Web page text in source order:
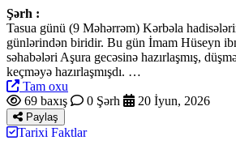
Şərh :
Tasua günü (9 Məhərrəm) Kərbəla
günlərindən biridir. Bu gün İmam Hüseyn
səhabələri Aşura gecəsinə hazırlaşmış,
keçməyə hazırlaşmışdı. …
Tam oxu
69 baxış
0 Şərh 20 İyun, 2026
Paylaş
Tarixi Faktlar